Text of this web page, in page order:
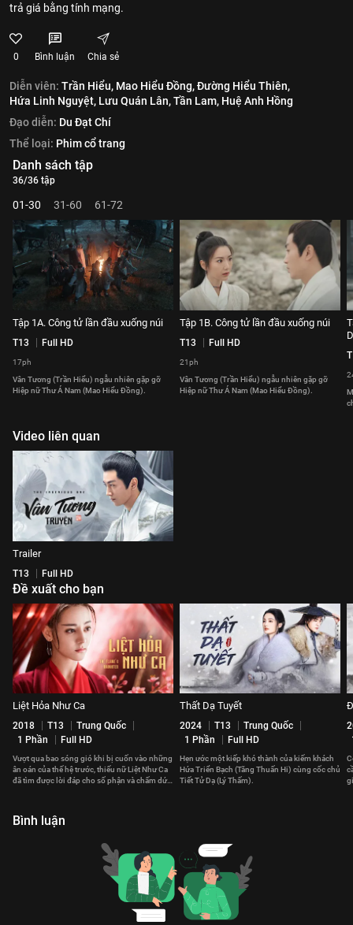
trả giá bằng tính mạng.
0 Bình luận Chia sẻ
Diễn viên: Trần Hiểu, Mao Hiểu Đồng,Đường Hiểu Thiên,
Hứa Linh Nguyệt, Lưu Quán Lân,Tần Lam, Huệ Anh Hồng
Đạo diễn: Du Đạt Chí
Thể loại: Phim cổ trang
Danh sách tập
36/36 tập
01-30 31-60 61-72
Tập 1A. Công tử lần đầu xuống núi
T13 Full HD
17ph
Vân Tương (Trần Hiểu) ngẫu nhiên gặp gỡ
Hiệp nữ Thư Á Nam (Mao Hiểu Đồng).
Tập 1B. Công tử lần đầu xuống núi
T13 Full HD
21ph
Vân Tương (Trần Hiểu) ngẫu nhiên gặp gỡ
Hiệp nữ Thư Á Nam (Mao Hiểu Đồng).
Video liên quan
Trailer
T13 Full HD
Đề xuất cho bạn
Liệt Hỏa Như Ca
2018 T13
Trung Quốc
1 Phần
Full HD
Vượt qua bao sóng gió khi bị cuốn vào những
ân oán của thế hệ trước, thiếu nữ Liệt Như Ca
đã tìm được lời đáp cho số phận và chấm dứt
Thất Dạ Tuyết
2024 T13
Trung Quốc
1 Phần
Full HD
Hẹn ước một kiếp khó thành của kiếm khách
Hứa Triển Bạch (Tăng Thuấn Hi) cùng cốc chủ
Tiết Tử Dạ (Lý Thấm).
Bình luận